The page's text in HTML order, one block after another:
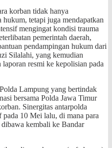
korban tidak hanya
hukum, tetapi juga mendapatkan
mengingat kondisi trauma
pemerintah daerah,
pendampingan hukum dari
Silalahi, yang kemudian
resmi ke kepolisian pada
Lampung yang bertindak
bersama Polda Jawa Timur
Sinergitas antarpolda
10 Mei lalu, di mana para
kembali ke Bandar